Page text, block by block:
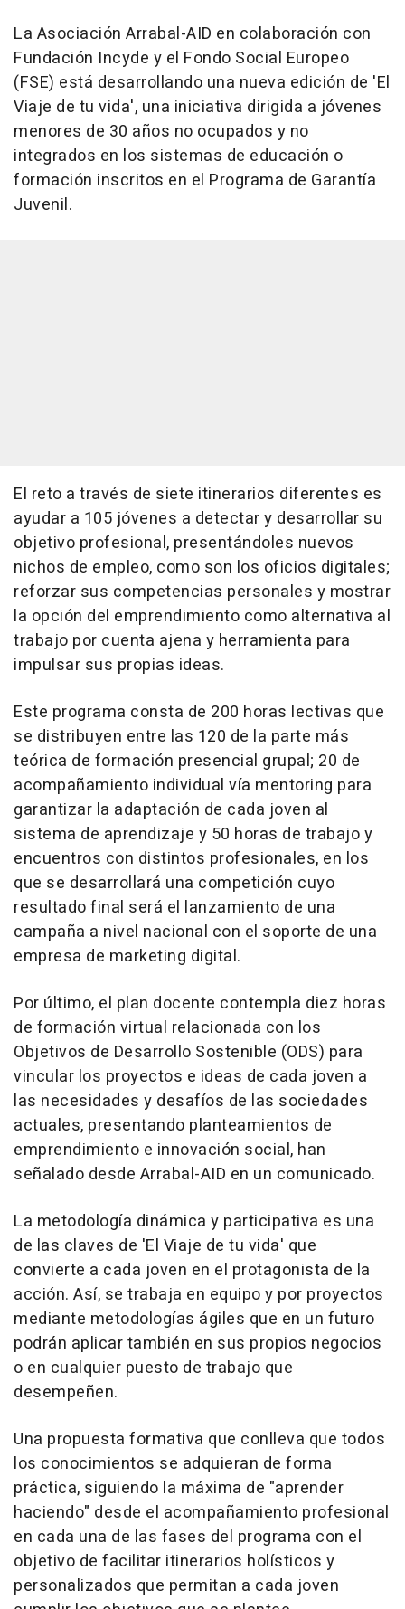
La Asociación Arrabal-AID en colaboración con
Fundación Incyde y el Fondo Social Europeo
(FSE) está desarrollando una nueva edición de 'El
Viaje de tu vida', una iniciativa dirigida a jóvenes
menores de 30 años no ocupados y no
integrados en los sistemas de educación o
formación inscritos en el Programa de Garantía
Juvenil.
El reto a través de siete itinerarios diferentes es
ayudar a 105 jóvenes a detectar y desarrollar su
objetivo profesional, presentándoles nuevos
nichos de empleo, como son los oficios digitales;
reforzar sus competencias personales y mostrar
la opción del emprendimiento como alternativa al
trabajo por cuenta ajena y herramienta para
impulsar sus propias ideas.
Este programa consta de 200 horas lectivas que
se distribuyen entre las 120 de la parte más
teórica de formación presencial grupal; 20 de
acompañamiento individual vía mentoring para
garantizar la adaptación de cada joven al
sistema de aprendizaje y 50 horas de trabajo y
encuentros con distintos profesionales, en los
que se desarrollará una competición cuyo
resultado final será el lanzamiento de una
campaña a nivel nacional con el soporte de una
empresa de marketing digital.
Por último, el plan docente contempla diez horas
de formación virtual relacionada con los
Objetivos de Desarrollo Sostenible (ODS) para
vincular los proyectos e ideas de cada joven a
las necesidades y desafíos de las sociedades
actuales, presentando planteamientos de
emprendimiento e innovación social, han
señalado desde Arrabal-AID en un comunicado.
La metodología dinámica y participativa es una
de las claves de 'El Viaje de tu vida' que
convierte a cada joven en el protagonista de la
acción. Así, se trabaja en equipo y por proyectos
mediante metodologías ágiles que en un futuro
podrán aplicar también en sus propios negocios
o en cualquier puesto de trabajo que
desempeñen.
Una propuesta formativa que conlleva que todos
los conocimientos se adquieran de forma
práctica, siguiendo la máxima de "aprender
haciendo" desde el acompañamiento profesional
en cada una de las fases del programa con el
objetivo de facilitar itinerarios holísticos y
personalizados que permitan a cada joven